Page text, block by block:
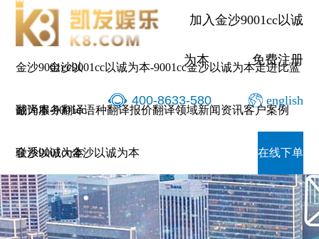
加入金沙9001cc以诚
为本 免费注册
400-8633-580 english
金沙9001cc以
诚为本-9001cc
金沙以诚为本
金沙9001cc以诚为本-9001cc金沙以诚为本走进比蓝
翻译服务翻译语种翻译报价翻译领域新闻资讯客户案例
联系9001cc金沙以诚为本 在线下单